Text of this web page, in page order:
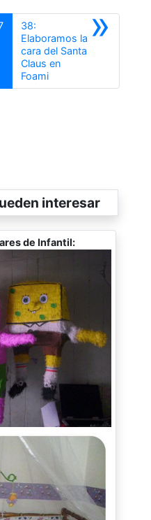
»
38:
Elaboramos la
cara del Santa
Claus en
FoamiSiguiente
interesar
de Infantil: